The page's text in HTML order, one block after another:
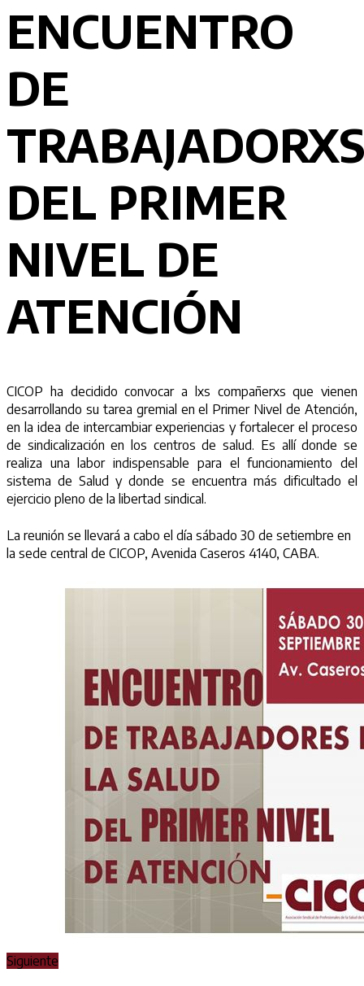
ENCUENTRO
DE
DEL PRIMER
NIVEL DE
ATENCIÓN
CICOP ha decidido convocar a lxs compañerxs que vienen
desarrollando su tarea gremial en el Primer Nivel de Atención,
en la idea de intercambiar experiencias y fortalecer el proceso
de sindicalización en los centros de salud. Es allí donde se
realiza una labor indispensable para el funcionamiento del
sistema de Salud y donde se encuentra más dificultado el
ejercicio pleno de la libertad sindical.
La reunión se llevará a cabo el día sábado 30 de setiembre en
la sede central de CICOP, Avenida Caseros 4140, CABA.
Siguiente